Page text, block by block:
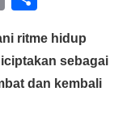
p
y
ar
e
ritme hidup
sebagai
dan kembali